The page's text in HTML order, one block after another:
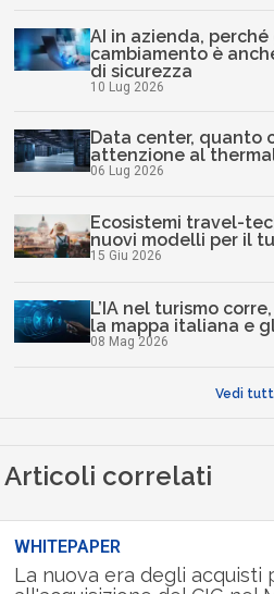
AI in azienda,
cambiamento è
di sicurezza
10 Lug 2026
Data center, quanto
attenzione al
06 Lug 2026
Ecosistemi travel-
nuovi modelli per il
15 Giu 2026
L’IA nel turismo
la mappa italiana e
08 Mag 2026
Vedi
Articoli correlati
WHITEPAPER
La nuova era degli acquisti